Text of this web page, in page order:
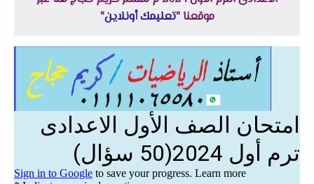
موقعنا "تعليمك أونلاين"